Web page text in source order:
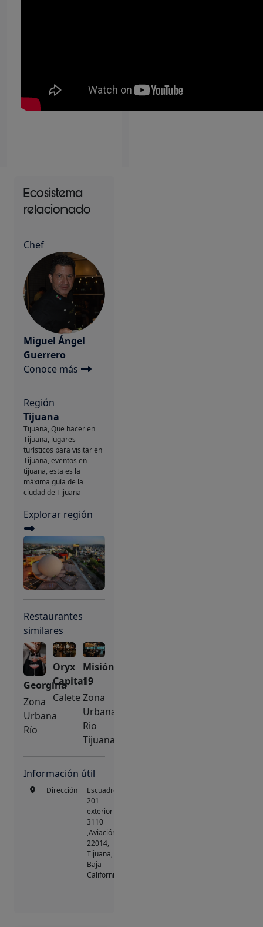
Ecosistema
relacionado
Chef
Miguel Ángel
Guerrero
Conoce más
Región
Tijuana
Tijuana, Que hacer en
Tijuana, lugares
turísticos para visitar en
Tijuana, eventos en
tijuana, esta es la
máxima guía de la
ciudad de Tijuana
Explorar región
Restaurantes
similares
Georgina
Zona
Urbana
Río
Oryx
Capital
Calete
Misión
19
Zona
Urbana
Rio
Tijuana
Información útil
Dirección
Escuadrón
201
exterior
3110
,Aviación,
22014,
Tijuana,
Baja
California